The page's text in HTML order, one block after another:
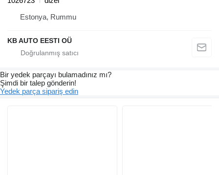
Estonya, Rummu
KB AUTO EESTI OÜ
Bir yedek parçayı bulamadınız mı?
Şimdi bir talep gönderin!
Yedek parça sipariş edin